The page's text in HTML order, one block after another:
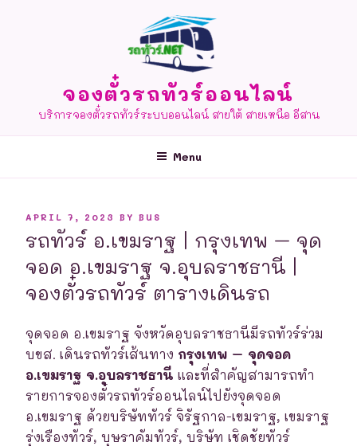
จองตั๋วรถทัวร์ออนไลน์
บริการจองตั๋วรถทัวร์ระบบออนไลน์ สายใต้ สายเหนือ อีสาน
Menu
POSTED
APRIL 7, 2023 BY BUS
รถทัวร์ อ.เขมราฐ | กรุงเทพ – จุด
จอด อ.เขมราฐ จ.อุบลราชธานี |
จองตั๋วรถทัวร์ ตารางเดินรถ
จุดจอด อ.เขมราฐ จังหวัดอุบลราชธานีมีรถทัวร์ร่วม
บขส. เดินรถทัวร์เส้นทาง กรุงเทพ – จุดจอด
อ.เขมราฐ จ.อุบลราชธานี และที่สำคัญสามารถทำ
รายการจองตั๋วรถทัวร์ออนไลน์ไปยังจุดจอด
อ.เขมราฐ ด้วยบริษัททัวร์ จิรัฐกาล-เขมราฐ, เขมราฐ
รุ่งเรืองทัวร์, บุษราคัมทัวร์, บริษัท เชิดชัยทัวร์